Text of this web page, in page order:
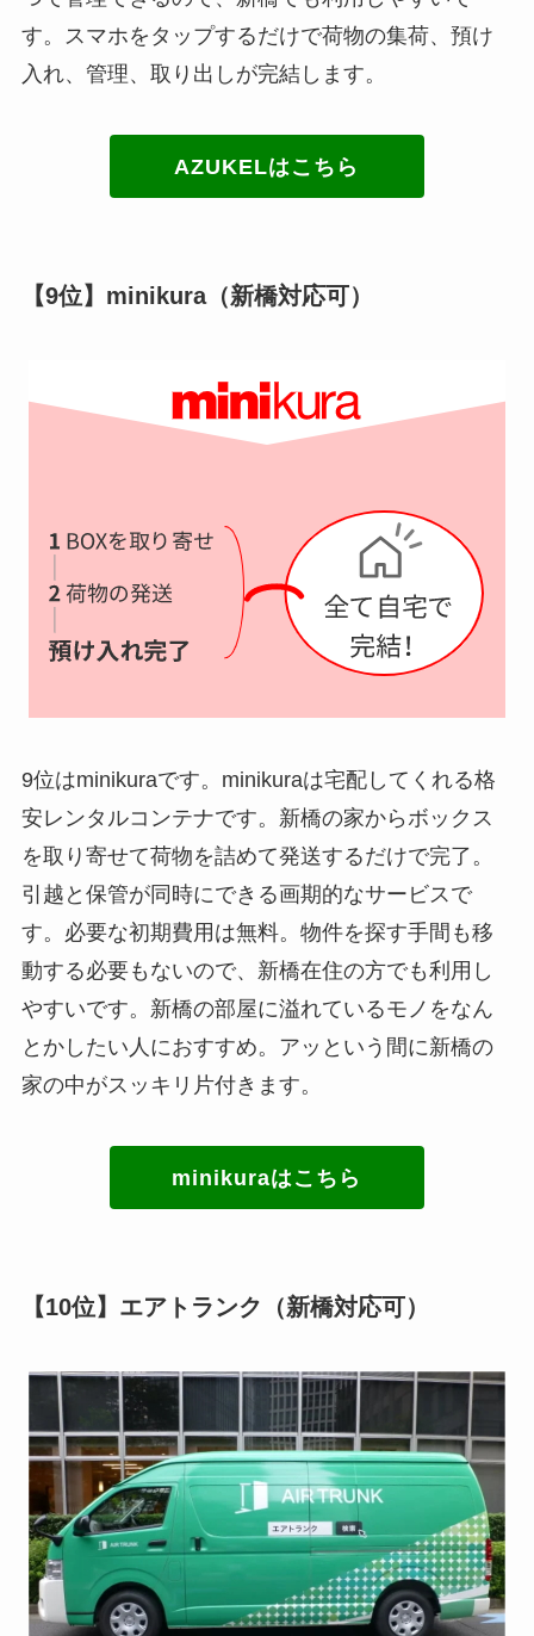
す。スマホをタップするだけで荷物の集荷、預け
入れ、管理、取り出しが完結します。
AZUKELはこちら
【9位】minikura（新橋対応可）
9位はminikuraです。minikuraは宅配してくれる格
安レンタルコンテナです。新橋の家からボックス
を取り寄せて荷物を詰めて発送するだけで完了。
引越と保管が同時にできる画期的なサービスで
す。必要な初期費用は無料。物件を探す手間も移
動する必要もないので、新橋在住の方でも利用し
やすいです。新橋の部屋に溢れているモノをなん
とかしたい人におすすめ。アッという間に新橋の
家の中がスッキリ片付きます。
minikuraはこちら
【10位】エアトランク（新橋対応可）